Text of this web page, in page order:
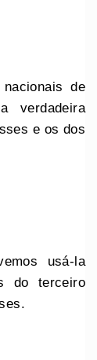
de
verdadeira
e os dos
usá-la
do terceiro